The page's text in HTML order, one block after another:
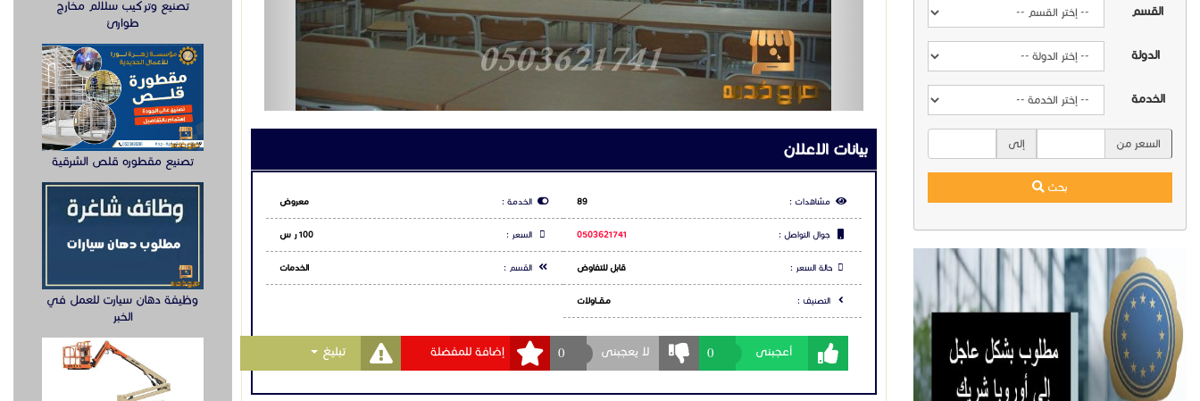
القسم
الدولة
الخدمة
السعر من إلى
بحث
التعدين
المدن الصناعية
نوفر خدماتنا في الرياض، جدة، الدمام، الجبيل، الخبر، ينبع، رأس تنورة، نيوم، جازان، تبوك، مكة المكرمة، المدينة المنورة،
مشاركة الاعلان
شارك عبر فيس بوك شارك عبر تويتر شارك عبر واتساب
التعليقات
لا يوجد تعليقات لهذا الاعلان كن انت اول تعليق
تصنيع وتركيب سلالم مخارج
طوارئ
تصنيع مقطوره قلص الشرقية
وظيفة دهان سيارت للعمل في
الخبر